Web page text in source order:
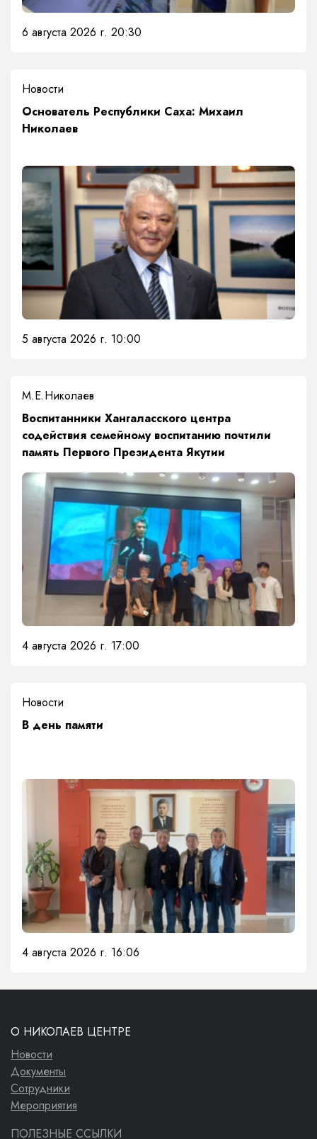
6 августа 2026 г. 20:30
Новости
Основатель Республики Саха: Михаил
Николаев
5 августа 2026 г. 10:00
М.Е.Николаев
​Воспитанники Хангаласского центра
содействия семейному воспитанию почтили
память Первого Президента Якутии
4 августа 2026 г. 17:00
Новости
​В день памяти
4 августа 2026 г. 16:06
О НИКОЛАЕВ ЦЕНТРЕ
Новости
Документы
Сотрудники
Мероприятия
ПОЛЕЗНЫЕ ССЫЛКИ